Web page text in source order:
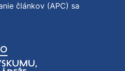
článkov (APC) sa